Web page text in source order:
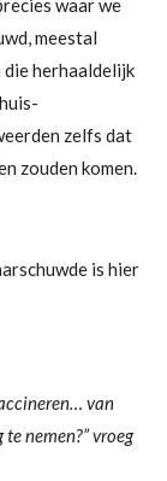
waar we
meestal
herhaaldelijk
zelfs dat
zouden komen.
is hier
van
nemen?” vroeg